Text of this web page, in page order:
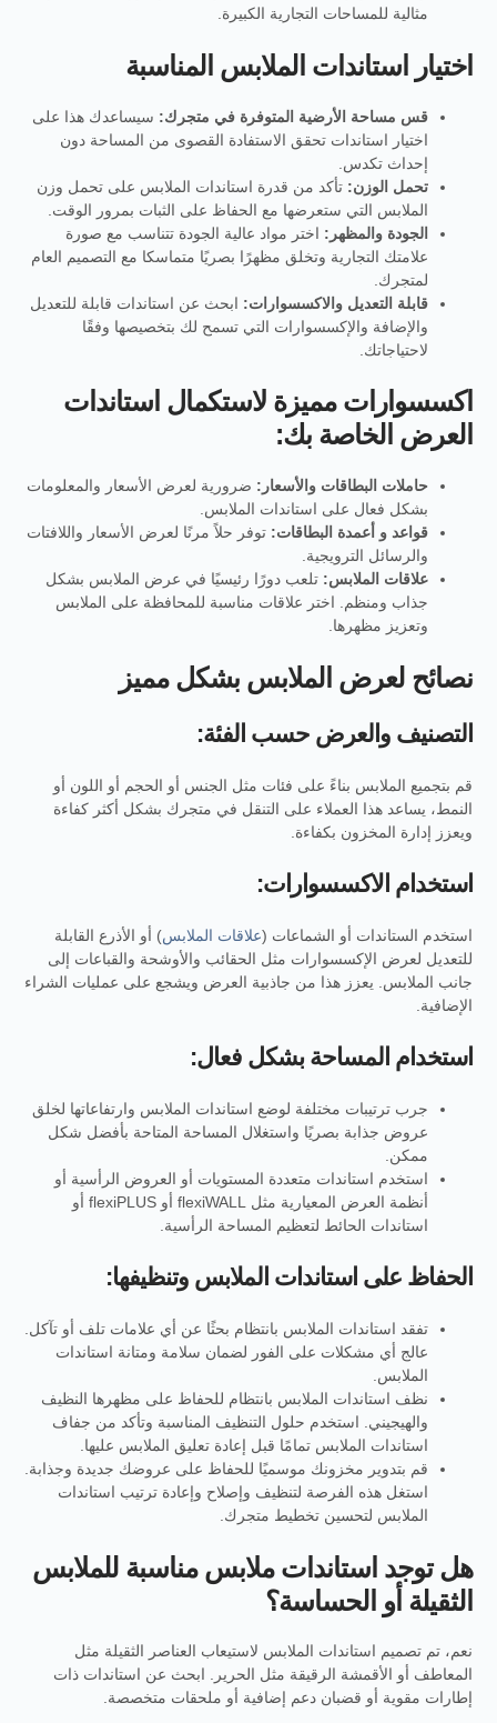
مثالية للمساحات التجارية الكبيرة.
اختيار استاندات الملابس المناسبة
قس مساحة الأرضية المتوفرة في متجرك: سيساعدك هذا على
اختيار استاندات تحقق الاستفادة القصوى من المساحة دون
إحداث تكدس.
تحمل الوزن: تأكد من قدرة استاندات الملابس على تحمل وزن
الملابس التي ستعرضها مع الحفاظ على الثبات بمرور الوقت.
الجودة والمظهر: اختر مواد عالية الجودة تتناسب مع صورة
علامتك التجارية وتخلق مظهرًا بصريًا متماسكا مع التصميم العام
لمتجرك.
قابلة التعديل والاكسسوارات: ابحث عن استاندات قابلة للتعديل
والإضافة والإكسسوارات التي تسمح لك بتخصيصها وفقًا
لاحتياجاتك.
اكسسوارات مميزة لاستكمال استاندات
العرض الخاصة بك:
حاملات البطاقات والأسعار: ضرورية لعرض الأسعار والمعلومات
بشكل فعال على استاندات الملابس.
قواعد و أعمدة البطاقات: توفر حلاً مرنًا لعرض الأسعار واللافتات
والرسائل الترويجية.
علاقات الملابس: تلعب دورًا رئيسيًا في عرض الملابس بشكل
جذاب ومنظم. اختر علاقات مناسبة للمحافظة على الملابس
وتعزيز مظهرها.
نصائح لعرض الملابس بشكل مميز
التصنيف والعرض حسب الفئة:
قم بتجميع الملابس بناءً على فئات مثل الجنس أو الحجم أو اللون أو
النمط، يساعد هذا العملاء على التنقل في متجرك بشكل أكثر كفاءة
ويعزز إدارة المخزون بكفاءة.
استخدام الاكسسوارات:
استخدم الستاندات أو الشماعات (علاقات الملابس) أو الأذرع القابلة
للتعديل لعرض الإكسسوارات مثل الحقائب والأوشحة والقباعات إلى
جانب الملابس. يعزز هذا من جاذبية العرض ويشجع على عمليات الشراء
الإضافية.
استخدام المساحة بشكل فعال:
جرب ترتيبات مختلفة لوضع استاندات الملابس وارتفاعاتها لخلق
عروض جذابة بصريًا واستغلال المساحة المتاحة بأفضل شكل
ممكن.
استخدم استاندات متعددة المستويات أو العروض الرأسية أو
أنظمة العرض المعيارية مثل flexiWALL أو flexiPLUS أو
استاندات الحائط لتعظيم المساحة الرأسية.
الحفاظ على استاندات الملابس وتنظيفها:
تفقد استاندات الملابس بانتظام بحثًا عن أي علامات تلف أو تآكل.
عالج أي مشكلات على الفور لضمان سلامة ومتانة استاندات
الملابس.
نظف استاندات الملابس بانتظام للحفاظ على مظهرها النظيف
والهيجيني. استخدم حلول التنظيف المناسبة وتأكد من جفاف
استاندات الملابس تمامًا قبل إعادة تعليق الملابس عليها.
قم بتدوير مخزونك موسميًا للحفاظ على عروضك جديدة وجذابة.
استغل هذه الفرصة لتنظيف وإصلاح وإعادة ترتيب استاندات
الملابس لتحسين تخطيط متجرك.
هل توجد استاندات ملابس مناسبة للملابس
الثقيلة أو الحساسة؟
نعم، تم تصميم استاندات الملابس لاستيعاب العناصر الثقيلة مثل
المعاطف أو الأقمشة الرقيقة مثل الحرير. ابحث عن استاندات ذات
إطارات مقوية أو قضبان دعم إضافية أو ملحقات متخصصة.